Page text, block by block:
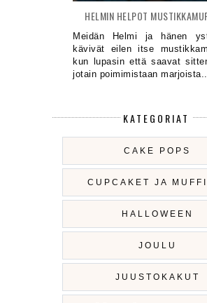
HELMIN HELPOT
Meidän Helmi ja hänen
kävivät eilen itse
kun lupasin että saavat
jotain poimimistaan
KATEGORIAT
CAKE POPS
CUPCAKET JA
HALLOWEEN
JOULU
JUUSTOKAKUT